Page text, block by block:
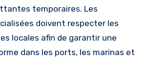
temporaires. Les
doivent respecter les
locales afin de garantir une
dans les ports, les marinas et